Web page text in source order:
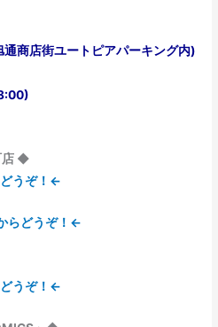
商店街ユートピアパーキング内)
店 ◆
うぞ！←
らどうぞ！←
うぞ！←